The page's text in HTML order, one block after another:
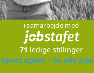
Jobs
i samarbejde med
71 ledige stillinger
Opret agent
Se alle jobs